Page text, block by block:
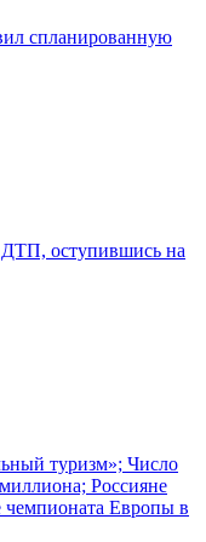
спланированную
оступившись на
туризм»; Число
Россияне
чемпионата Европы в